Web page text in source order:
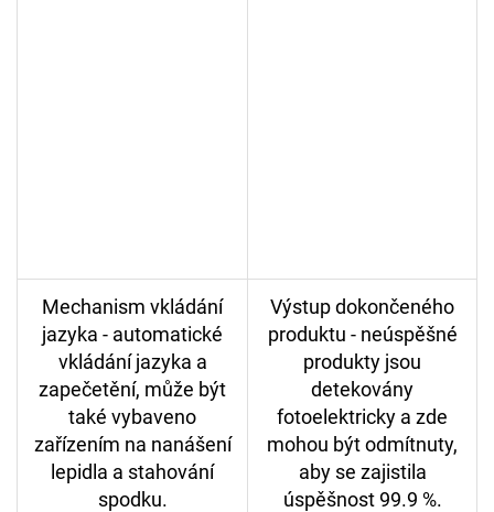
Mechanism vkládání
jazyka - automatické
vkládání jazyka a
zapečetění, může být
také vybaveno
zařízením na nanášení
lepidla a stahování
spodku.
Výstup dokončeného
produktu - neúspěšné
produkty jsou
detekovány
fotoelektricky a zde
mohou být odmítnuty,
aby se zajistila
úspěšnost 99.9 %.